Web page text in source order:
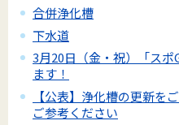
合併浄化槽
下水道
3月20日（金・祝）「ス
ます！
【公表】浄化槽の更新を
ご参考ください